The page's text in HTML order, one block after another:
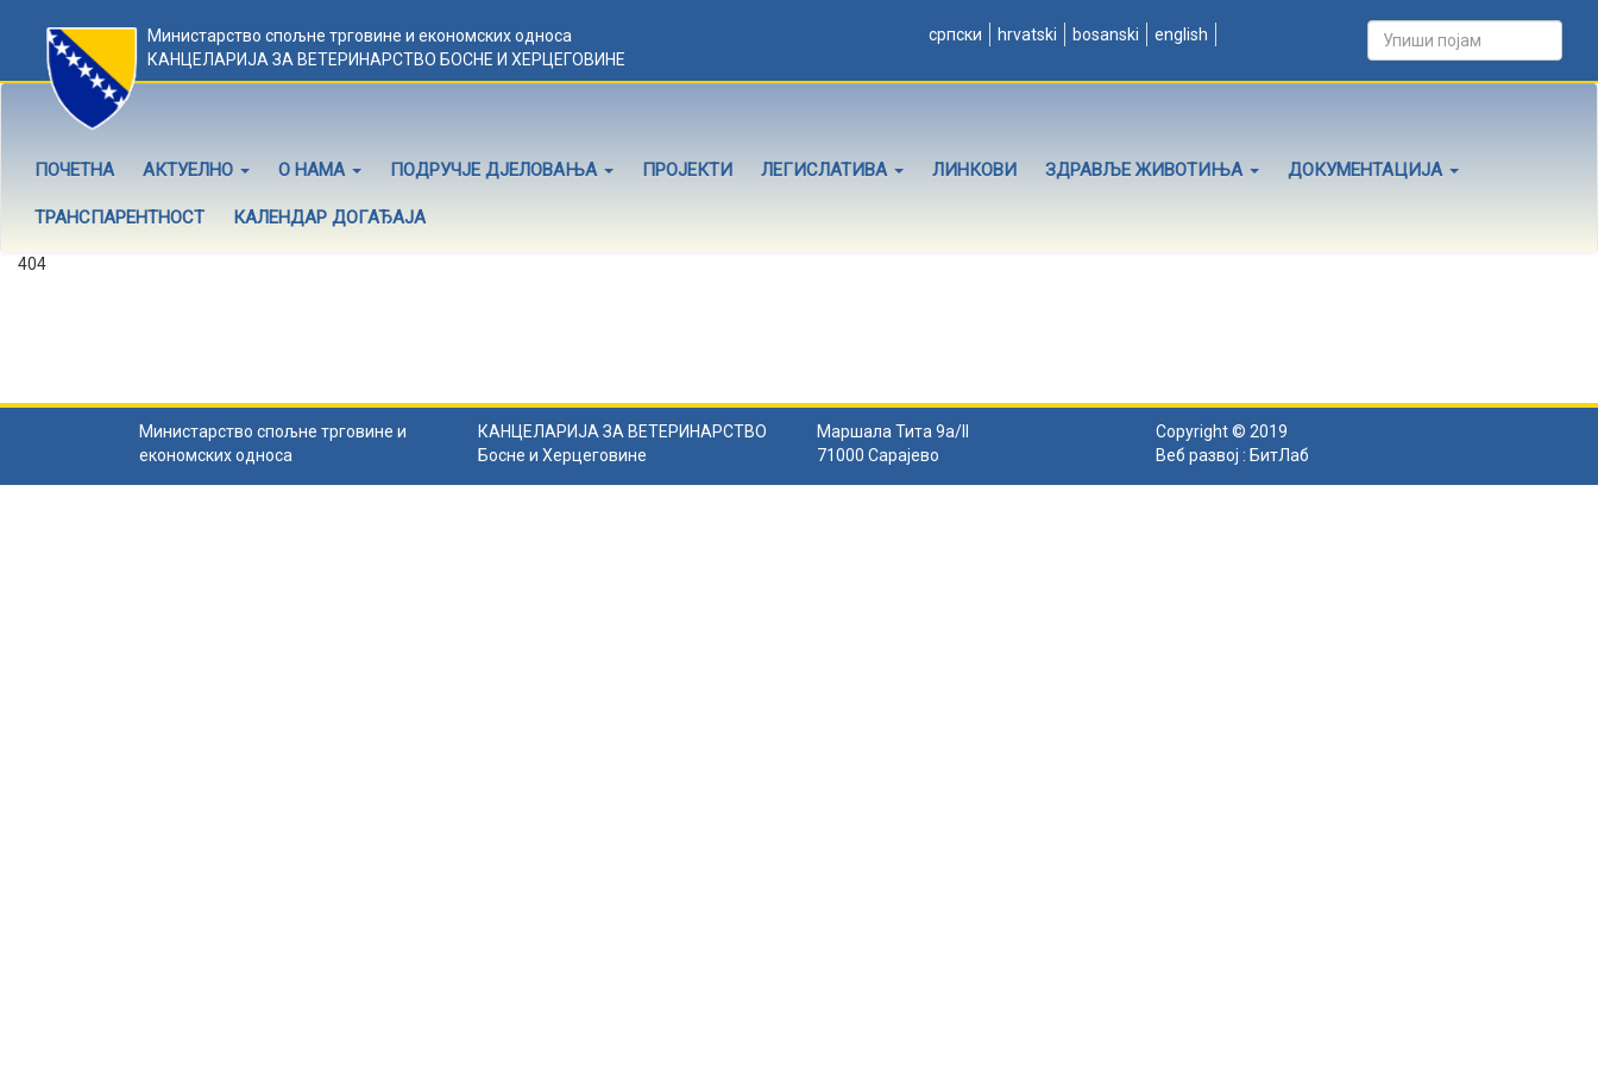
Министарство спољне трговине и економских односа
КАНЦЕЛАРИЈА ЗА ВЕТЕРИНАРСТВО БОСНЕ И ХЕРЦЕГОВИНЕ
српски hrvatski bosanski english
ПОЧЕТНА АКТУЕЛНО О НАМА ПОДРУЧЈЕ ДЈЕЛОВАЊА ПРОЈЕКТИ ЛЕГИСЛАТИВА ЛИНКОВИ ЗДРАВЉЕ ЖИВОТИЊА ДОКУМЕНТАЦИЈА
ТРАНСПАРЕНТНОСТ КАЛЕНДАР ДОГАЂАЈА
404
Министарство спољне трговине и
економских односа
КАНЦЕЛАРИЈА ЗА ВЕТЕРИНАРСТВО
Босне и Херцеговине
Маршала Тита 9а/II
71000 Сарајево
Copyright © 2019
Веб развој : БитЛаб